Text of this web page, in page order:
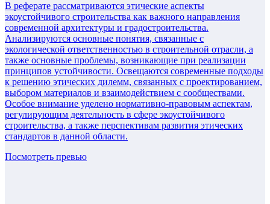
В реферате рассматриваются этические аспекты
экоустойчивого строительства как важного направления
современной архитектуры и градостроительства.
Анализируются основные понятия, связанные с
экологической ответственностью в строительной отрасли, а
также основные проблемы, возникающие при реализации
принципов устойчивости. Освещаются современные подходы
к решению этических дилемм, связанных с проектированием,
выбором материалов и взаимодействием с сообществами.
Особое внимание уделено нормативно-правовым аспектам,
регулирующим деятельность в сфере экоустойчивого
строительства, а также перспективам развития этических
стандартов в данной области.
Посмотреть превью